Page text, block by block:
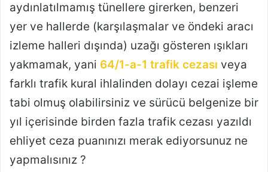
aydınlatılmamış tünellere girerken, benzeri
yer ve hallerde (karşılaşmalar ve öndeki aracı
izleme halleri dışında) uzağı gösteren ışıkları
yakmamak, yani 64/1-a-1 trafik cezası veya
farklı trafik kural ihlalinden dolayı cezai işleme
tabi olmuş olabilirsiniz ve sürücü belgenize bir
yıl içerisinde birden fazla trafik cezası yazıldı
ehliyet ceza puanınızı merak ediyorsunuz ne
yapmalısınız ?